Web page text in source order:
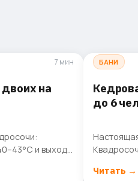
7 мин
на
и выход к
БАНИ
до 6
для
Читать →